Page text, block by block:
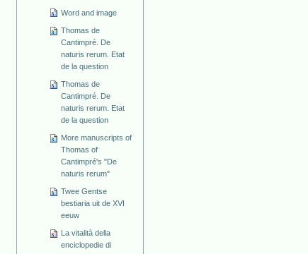
Word and image
Thomas de
Cantimpré. De
naturis rerum. Etat
de la question
Thomas de
Cantimpré. De
naturis rerum. Etat
de la question
More manuscripts of
Thomas of
Cantimpré's "De
naturis rerum"
Twee Gentse
bestiaria uit de XVI
eeuw
La vitalità della
enciclopedie di